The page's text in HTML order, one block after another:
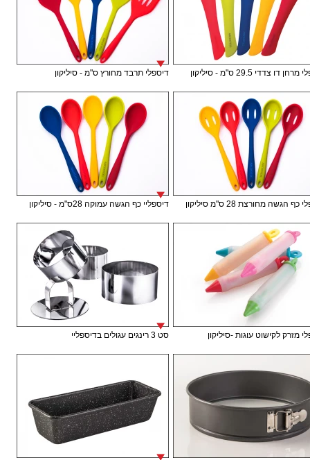
דו צדדי 29.5 ס"מ - סיליקון דיספלי תרבד מחורץ ס"מ - סיליקון
הגשה מחורצת 28 ס"מ סיליקון דיספליי כף הגשה עמוקה 28ס"מ - סיליקון
מזרק לקישוט עוגות -סיליקון סט 3 רינגים עגולים בדיספליי